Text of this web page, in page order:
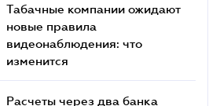
Табачные компании ожидают
новые правила
видеонаблюдения: что
изменится
Расчеты через два банка